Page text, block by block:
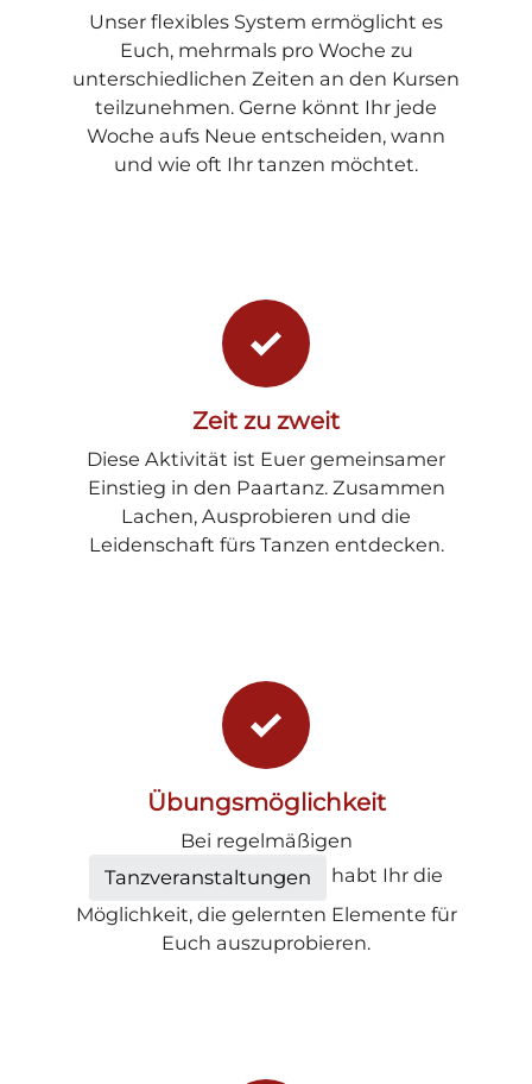
Unser flexibles System ermöglicht es
Euch, mehrmals pro Woche zu
unterschiedlichen Zeiten an den Kursen
teilzunehmen. Gerne könnt Ihr jede
Woche aufs Neue entscheiden, wann
und wie oft Ihr tanzen möchtet.
Zeit zu zweit
Diese Aktivität ist Euer gemeinsamer
Einstieg in den Paartanz. Zusammen
Lachen, Ausprobieren und die
Leidenschaft fürs Tanzen entdecken.
Übungsmöglichkeit
Bei regelmäßigen
Tanzveranstaltungen
habt Ihr die
Möglichkeit, die gelernten Elemente für
Euch auszuprobieren.